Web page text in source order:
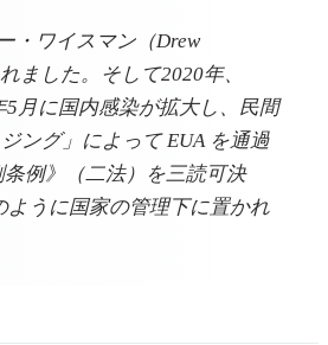
・ワイスマン（Drew
ました。そして2020年、
月に国内感染が拡大し、民間
ング」によって EUA を通過
例》（二法）を三読可決
うに国家の管理下に置かれ